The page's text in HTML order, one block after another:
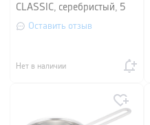
CLASSIC, серебристый, 5
шт Оставить отзыв
Нет в наличии